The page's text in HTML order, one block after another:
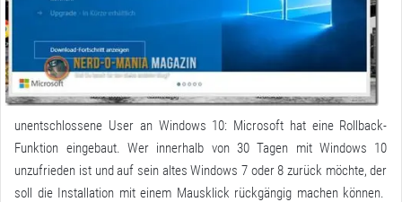
unentschlossene User an Windows 10: Microsoft hat eine Rollback-
Funktion eingebaut. Wer innerhalb von 30 Tagen mit Windows 10
unzufrieden ist und auf sein altes Windows 7 oder 8 zurück möchte, der
soll die Installation mit einem Mausklick rückgängig machen können.